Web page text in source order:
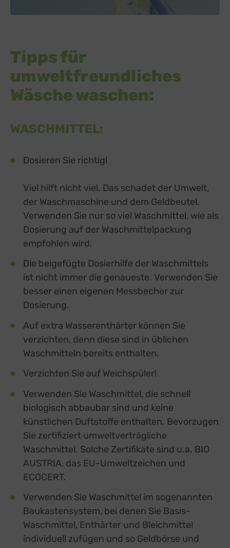
Tipps für
umweltfreundliches
Wäsche waschen:
WASCHMITTEL:
Dosieren Sie richtig!
Viel hilft nicht viel. Das schadet der Umwelt,
der Waschmaschine und dem Geldbeutel.
Verwenden Sie nur so viel Waschmittel, wie als
Dosierung auf der Waschmittelpackung
empfohlen wird.
Die beigefügte Dosierhilfe der Waschmittels
ist nicht immer die genaueste. Verwenden Sie
besser einen eigenen Messbecher zur
Dosierung.
Auf extra Wasserenthärter können Sie
verzichten, denn diese sind in üblichen
Waschmitteln bereits enthalten.
Verzichten Sie auf Weichspüler!
Verwenden Sie Waschmittel, die schnell
biologisch abbaubar sind und keine
künstlichen Duftstoffe enthalten. Bevorzugen
Sie zertifiziert umweltverträgliche
Waschmittel. Solche Zertifikate sind u.a. BIO
AUSTRIA, das EU-Umweltzeichen und
ECOCERT.
Verwenden Sie Waschmittel im sogenannten
Baukastensystem, bei denen Sie Basis-
Waschmittel, Enthärter und Bleichmittel
individuell zufügen und so Geldbörse und